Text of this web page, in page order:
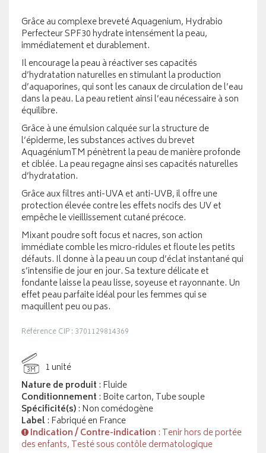
Grâce au complexe breveté Aquagenium, Hydrabio
Perfecteur SPF30 hydrate intensément la peau,
immédiatement et durablement.
Il encourage la peau à réactiver ses capacités
d’hydratation naturelles en stimulant la production
d’aquaporines, qui sont les canaux de circulation de l’eau
dans la peau. La peau retient ainsi l’eau nécessaire à son
équilibre.
Grâce à une émulsion calquée sur la structure de
l’épiderme, les substances actives du brevet
AquagéniumTM pénètrent la peau de manière profonde
et ciblée. La peau regagne ainsi ses capacités naturelles
d’hydratation.
Grâce aux filtres anti-UVA et anti-UVB, il offre une
protection élevée contre les effets nocifs des UV et
empêche le vieillissement cutané précoce.
Mixant poudre soft focus et nacres, son action
immédiate comble les micro-ridules et floute les petits
défauts. Il donne à la peau un coup d’éclat instantané qui
s’intensifie de jour en jour. Sa texture délicate et
fondante laisse la peau lisse, soyeuse et rayonnante. Un
effet peau parfaite idéal pour les femmes qui se
maquillent peu ou pas.
Référence CIP : 3701129814369
3M
1 unité
Nature de produit : Fluide
Conditionnement : Boite carton, Tube souple
Spécificité(s): Non comédogène
Label: Fabriqué en France
Indication / Contre-indication : Tenir hors de portée
des enfants, Testé sous contôle dermatologique